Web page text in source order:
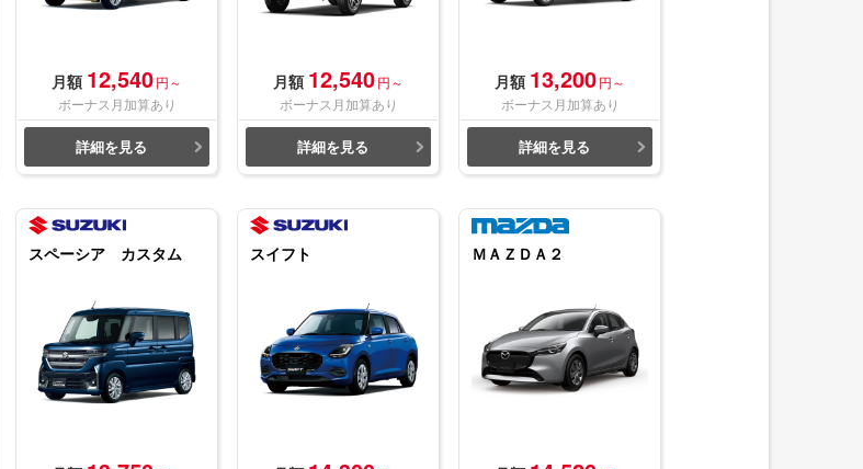
月額 12,540円～
ボーナス月加算あり
詳細を見る
月額 12,540円～
ボーナス月加算あり
詳細を見る
月額 13,200円～
ボーナス月加算あり
詳細を見る
スペーシア カスタム スイフト ＭＡＺＤＡ２